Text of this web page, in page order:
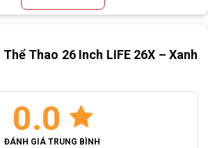
Thao 26 Inch LIFE 26X – Xanh
0.0
ĐÁNH GIÁ TRUNG BÌNH